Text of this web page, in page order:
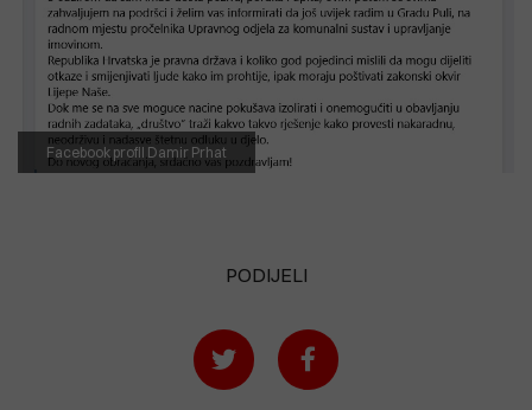
Facebook profil Damir Prhat
PODIJELI